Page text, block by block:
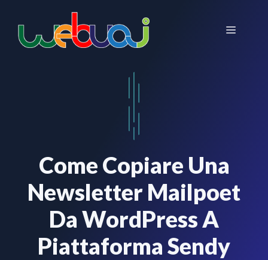
contenuto
Menu
Come Copiare Una
Newsletter Mailpoet
Da WordPress A
Piattaforma Sendy